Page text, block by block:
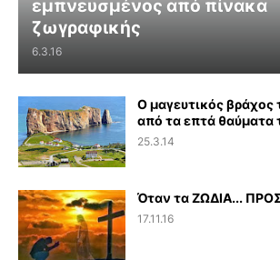
εμπνευσμένος από πίνακα
ζωγραφικής
6.3.16
Ο μαγευτικός βράχος
από τα επτά θαύματα
25.3.14
Όταν τα ΖΩΔΙΑ...
17.11.16